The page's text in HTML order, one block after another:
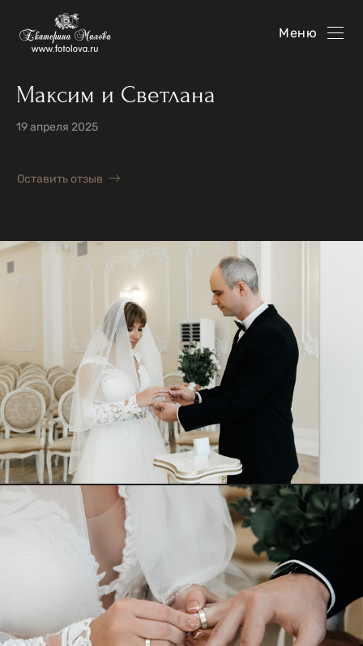
Меню
Максим и Светлана
19 апреля 2025
Оставить отзыв